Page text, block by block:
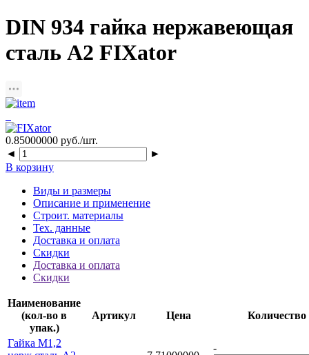
DIN 934 гайка нержавеющая
сталь A2 FIXator
0.85000000 руб./шт.
◄
►
В корзину
Виды и размеры
Описание и применение
Строит. материалы
Тех. данные
Доставка и оплата
Скидки
Доставка и оплата
Скидки
Наименование
(кол-во в
упак.)
Артикул Цена Количество
Гайка M1,2
-